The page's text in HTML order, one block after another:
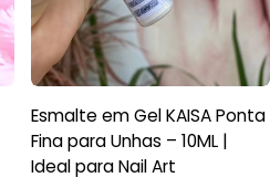
Esmalte em Gel KAISA Ponta
Fina para Unhas – 10ML |
Ideal para Nail Art